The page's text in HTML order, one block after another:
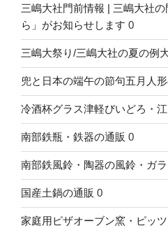
三嶋大社門前情報 | 三嶋大社
ら」がお知らせします 0
三嶋大祭り/三嶋大社の夏の例
兜と日本の端午の節句五月人
冷酒杯グラス津軽びいどろ・
南部鉄瓶・鉄器の通販 0
南部鉄風鈴・陶器の風鈴・ガ
国産土鍋の通販 0
家庭用ピザオーブン窯・ピッ